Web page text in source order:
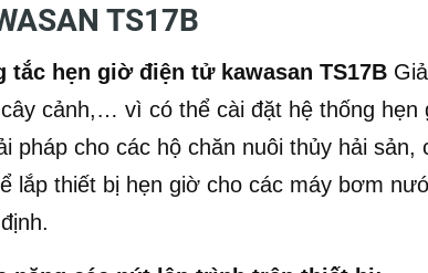
TS17B
tắc hẹn giờ điện tử kawasan TS17B
cảnh,… vì có thể cài đặt hệ thống
pháp cho các hộ chăn nuôi thủy hải
lắp thiết bị hẹn giờ cho các máy bơm